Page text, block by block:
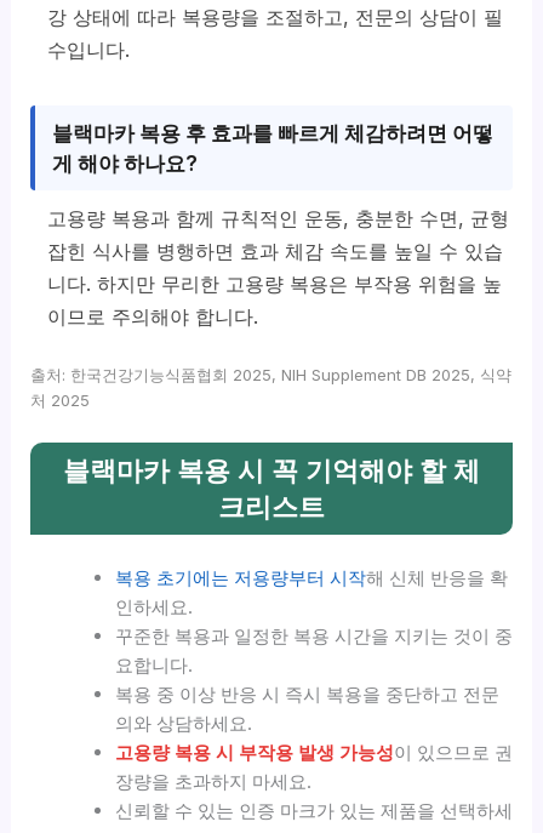
강 상태에 따라 복용량을 조절하고, 전문의 상담이 필
수입니다.
블랙마카 복용 후 효과를 빠르게 체감하려면 어떻
게 해야 하나요?
고용량 복용과 함께 규칙적인 운동, 충분한 수면, 균형
잡힌 식사를 병행하면 효과 체감 속도를 높일 수 있습
니다. 하지만 무리한 고용량 복용은 부작용 위험을 높
이므로 주의해야 합니다.
출처: 한국건강기능식품협회 2025, NIH Supplement DB 2025, 식약
처 2025
블랙마카 복용 시 꼭 기억해야 할 체
크리스트
복용 초기에는 저용량부터 시작해 신체 반응을 확
인하세요.
꾸준한 복용과 일정한 복용 시간을 지키는 것이 중
요합니다.
복용 중 이상 반응 시 즉시 복용을 중단하고 전문
의와 상담하세요.
고용량 복용 시 부작용 발생 가능성이 있으므로 권
장량을 초과하지 마세요.
신뢰할 수 있는 인증 마크가 있는 제품을 선택하세